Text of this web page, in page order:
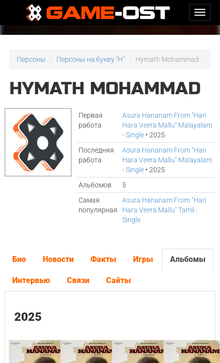
Персоны Персоны на букву "H" Hymath Mohammad
HYMATH MOHAMMAD
Первая
работа
Asura Hananam From "Hari
Hara Veera Mallu" Malayalam
- Single • 2025
Последняя
работа
Asura Hananam From "Hari
Hara Veera Mallu" Malayalam
- Single • 2025
Альбомов
5
Самая
популярная
Asura Hananam From "Hari
Hara Veera Mallu" Tamil -
Single
Био Новости Факты Игры Альбомы
Интервью Связи Сайты
2025